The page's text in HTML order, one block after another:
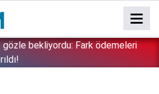
bekliyordu: Fark ödemeleri